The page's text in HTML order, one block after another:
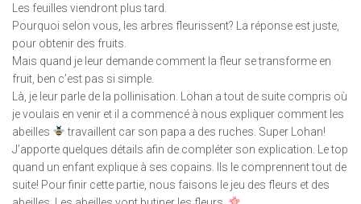
Les feuilles viendront plus tard.
Pourquoi selon vous, les arbres fleurissent? La réponse est juste,
pour obtenir des fruits.
Mais quand je leur demande comment la fleur se transforme en
fruit, ben c’est pas si simple.
Là, je leur parle de la pollinisation. Lohan a tout de suite compris où
je voulais en venir et il a commencé à nous expliquer comment les
abeilles
travaillent car son papa a des ruches. Super Lohan!
J’apporte quelques détails afin de compléter son explication. Le top
quand un enfant explique à ses copains. Ils le comprennent tout de
suite! Pour finir cette partie, nous faisons le jeu des fleurs et des